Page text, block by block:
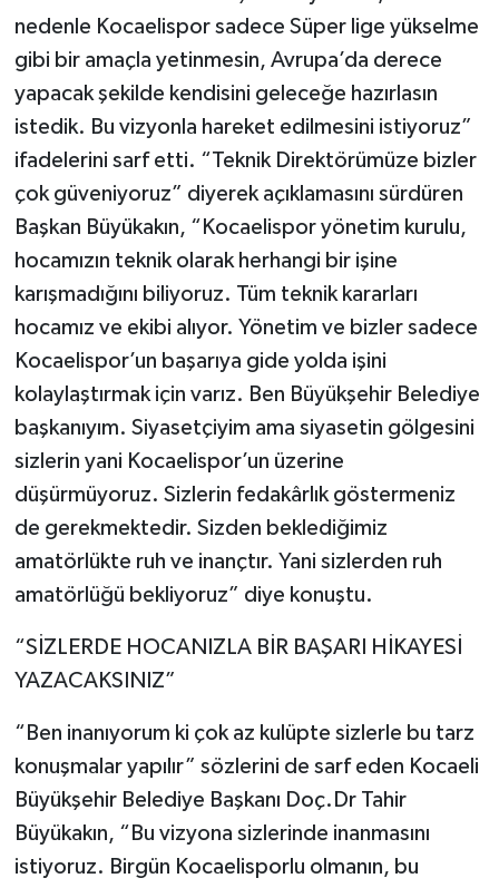
nedenle Kocaelispor sadece Süper lige yükselme
gibi bir amaçla yetinmesin, Avrupa’da derece
yapacak şekilde kendisini geleceğe hazırlasın
istedik. Bu vizyonla hareket edilmesini istiyoruz”
ifadelerini sarf etti. “Teknik Direktörümüze bizler
çok güveniyoruz” diyerek açıklamasını sürdüren
Başkan Büyükakın, “Kocaelispor yönetim kurulu,
hocamızın teknik olarak herhangi bir işine
karışmadığını biliyoruz. Tüm teknik kararları
hocamız ve ekibi alıyor. Yönetim ve bizler sadece
Kocaelispor’un başarıya gide yolda işini
kolaylaştırmak için varız. Ben Büyükşehir Belediye
başkanıyım. Siyasetçiyim ama siyasetin gölgesini
sizlerin yani Kocaelispor’un üzerine
düşürmüyoruz. Sizlerin fedakârlık göstermeniz
de gerekmektedir. Sizden beklediğimiz
amatörlükte ruh ve inançtır. Yani sizlerden ruh
amatörlüğü bekliyoruz” diye konuştu.
“SİZLERDE HOCANIZLA BİR BAŞARI HİKAYESİ
YAZACAKSINIZ”
“Ben inanıyorum ki çok az kulüpte sizlerle bu tarz
konuşmalar yapılır” sözlerini de sarf eden Kocaeli
Büyükşehir Belediye Başkanı Doç.Dr Tahir
Büyükakın, “Bu vizyona sizlerinde inanmasını
istiyoruz. Birgün Kocaelisporlu olmanın, bu